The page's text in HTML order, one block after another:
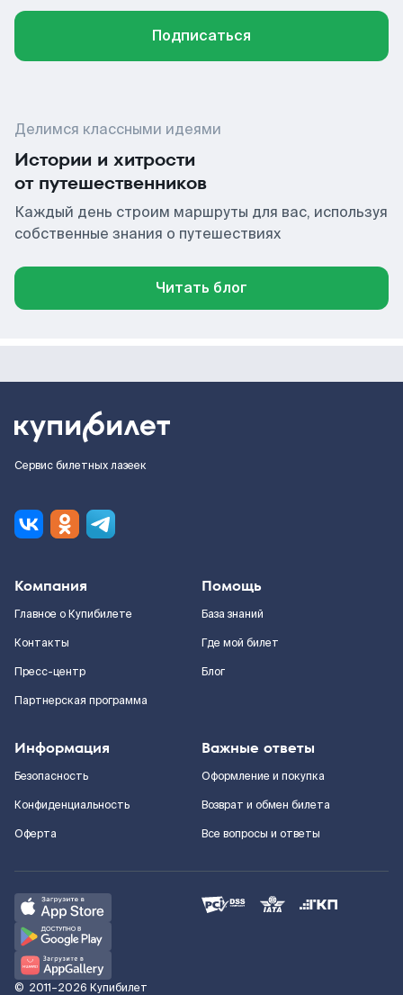
Подписаться
Делимся классными идеями
Истории и хитрости
от путешественников
Каждый день строим маршруты для вас, используя
собственные знания о путешествиях
Читать блог
Сервис билетных лазеек
Компания
Главное о Купибилете
Контакты
Пресс-центр
Партнерская программа
Помощь
База знаний
Где мой билет
Блог
Информация
Безопасность
Конфиденциальность
Оферта
Важные ответы
Оформление и покупка
Возврат и обмен билета
Все вопросы и ответы
© 2011–2026 Купибилет